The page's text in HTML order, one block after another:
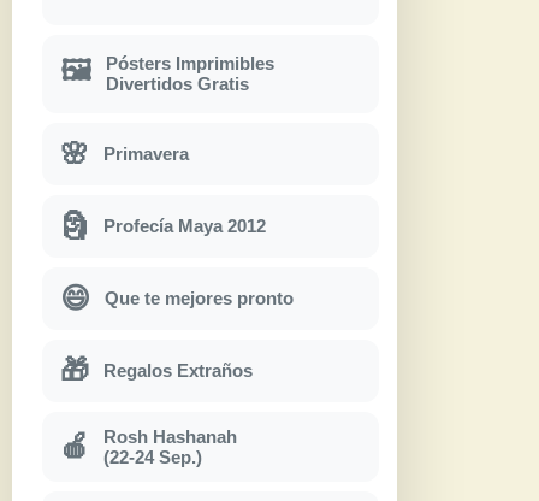
🖼
Pósters Imprimibles
Divertidos Gratis
🌸 Primavera
🗿 Profecía Maya 2012
😄 Que te mejores pronto
🎁 Regalos Extraños
🍎
Rosh Hashanah
(22-24 Sep.)